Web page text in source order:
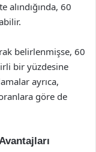
alındığında, 60
belirlenmişse, 60
bir yüzdesine
ayrıca,
göre de